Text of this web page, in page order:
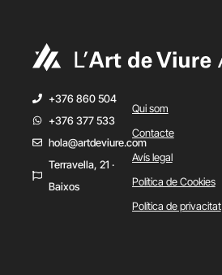
+376 860 504
+376 377 533
hola@artdeviure.com
Terravella, 21 ·
Baixos
Qui som
Contacte
Avís legal
Política de Cookies
Política de privacitat